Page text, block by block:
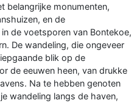
belangrijke monumenten,
en de
de voetsporen van Bontekoe,
De wandeling, die ongeveer
blik op de
de eeuwen heen, van drukke
Na te hebben genoten
wandeling langs de haven,